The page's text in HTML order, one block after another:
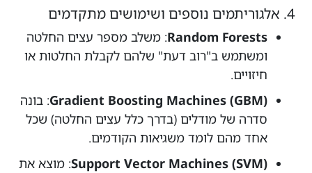
4. אלגוריתמים נוספים ושימושים מתקדמים
Random Forests: משלב מספר עצים החלטה
ומשתמש ב"רוב דעת" שלהם לקבלת החלטות או
חיזויים.
Gradient Boosting Machines (GBM): בונה
סדרה של מודלים (בדרך כלל עצים החלטה) שכל
אחד מהם לומד משגיאות הקודמים.
Support Vector Machines (SVM): מוצא את